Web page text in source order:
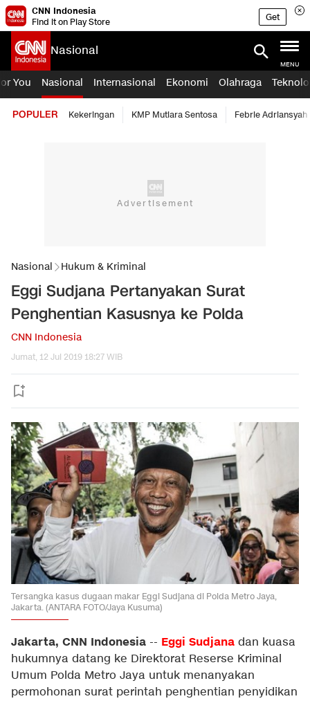
CNN Indonesia
Find it on Play Store
Get
Nasional
MENU
You Nasional Internasional Ekonomi Olahraga
POPULER Kekeringan KMP Mutiara Sentosa Febrie Adriansyah
Nasional Hukum & Kriminal
Eggi Sudjana Pertanyakan Surat
Penghentian Kasusnya ke Polda
CNN Indonesia
Jumat, 12 Jul 2019 18:27 WIB
Tersangka kasus dugaan makar Eggi Sudjana di Polda Metro Jaya,
Jakarta. (ANTARA FOTO/Jaya Kusuma)
Jakarta, CNN Indonesia -- Eggi Sudjana dan kuasa
hukumnya datang ke Direktorat Reserse Kriminal
Umum Polda Metro Jaya untuk menanyakan
permohonan surat perintah penghentian penyidikan